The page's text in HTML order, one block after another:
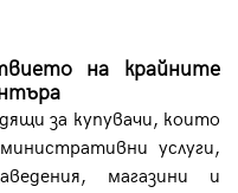
на крайните
за купувачи, които
услуги,
магазини и